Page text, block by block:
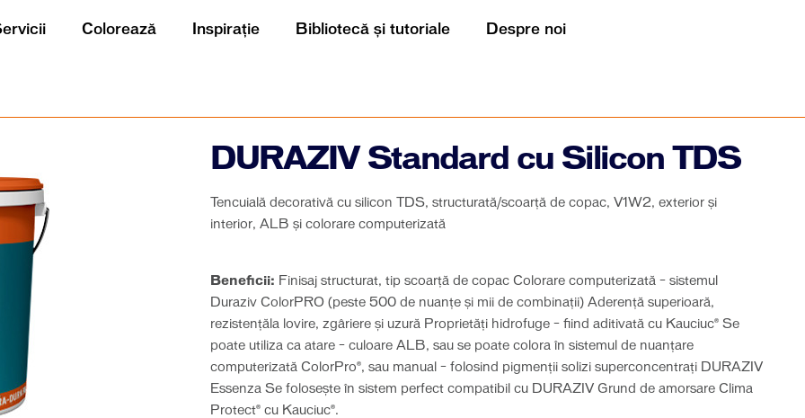
Colorează Inspirație Bibliotecă și tutoriale Despre noi
DURAZIV Standard cu Silicon TDS
Tencuială decorativă cu silicon TDS, structurată/scoarță de copac, V1W2, exterior și
interior, ALB și colorare computerizată
Beneficii: Finisaj structurat, tip scoarță de copac Colorare computerizată – sistemul
Duraziv ColorPRO (peste 500 de nuanțe și mii de combinații) Aderenţă superioară,
rezistenţăla lovire, zgâriere şi uzură Proprietăți hidrofuge – fiind aditivată cu Kauciuc® Se
poate utiliza ca atare – culoare ALB, sau se poate colora în sistemul de nuanţare
computerizată ColorPro®, sau manual – folosind pigmenţii solizi superconcentraţi DURAZIV
Essenza Se foloseşte în sistem perfect compatibil cu DURAZIV Grund de amorsare Clima
Protect® cu Kauciuc®.